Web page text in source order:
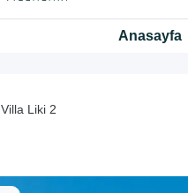
Anasayfa
Villa Liki 2